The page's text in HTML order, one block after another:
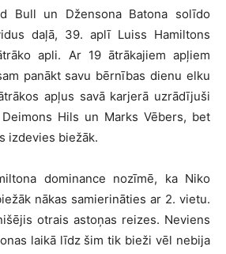
Bull un Džensona Batona solīdo
daļā, 39. aplī Luiss Hamiltons
apli. Ar 19 ātrākajiem apļiem
panākt savu bērnības dienu elku
apļus savā karjerā uzrādījuši
Hils un Marks Vēbers, bet
izdevies biežāk.
dominance nozīmē, ka Niko
nākas samierināties ar 2. vietu.
otrais astoņas reizes. Neviens
laikā līdz šim tik bieži vēl nebija